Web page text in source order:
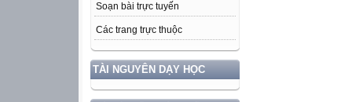
Soạn bài trực tuyến
Các trang trực thuộc
TÀI NGUYÊN DẠY HỌC